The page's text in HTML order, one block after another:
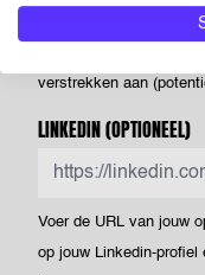
geef je ASA Talent - én
verstrekken aan
LINKEDIN(OPTIONEEL)
Voer de URL van jouw
op jouw Linkedin-profiel